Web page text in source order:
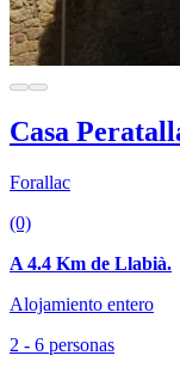
Casa
Forallac
(0)
A 4.4 Km de Llabià.
Alojamiento entero
2 - 6 personas